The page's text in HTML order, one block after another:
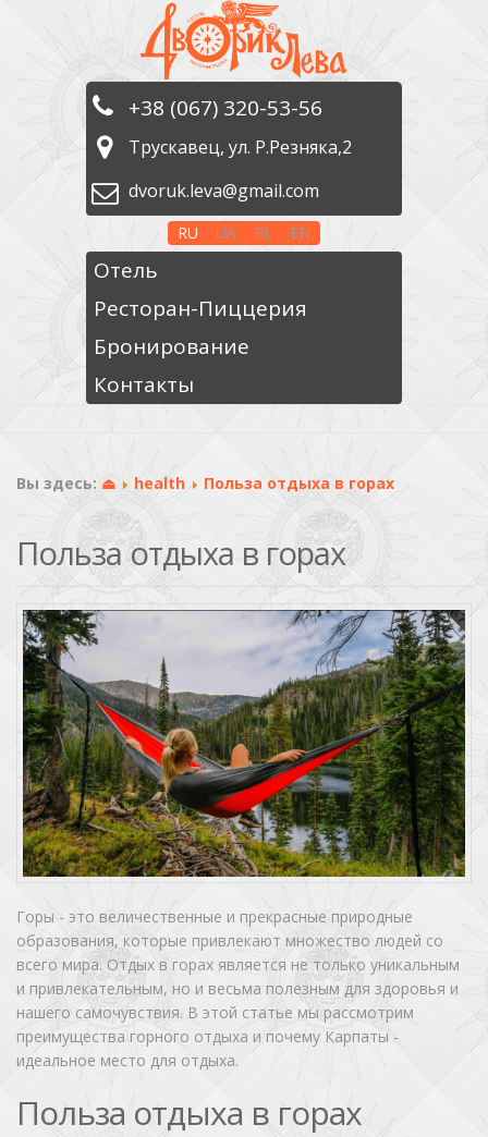
+38 (067) 320-53-56
Трускавец, ул. Р.Резняка,2
dvoruk.leva@gmail.com
RU UA PL EN
Отель
Ресторан-Пиццерия
Бронирование
Контакты
Вы здесь: ⏏ health Польза отдыха в горах
Польза отдыха в горах
Горы - это величественные и прекрасные природные
образования, которые привлекают множество людей со
всего мира. Отдых в горах является не только уникальным
и привлекательным, но и весьма полезным для здоровья и
нашего самочувствия. В этой статье мы рассмотрим
преимущества горного отдыха и почему Карпаты -
идеальное место для отдыха.
Польза отдыха в горах